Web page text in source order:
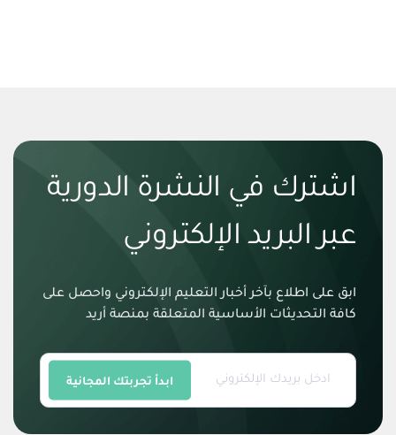
اشترك في النشرة الدورية
عبر البريد الإلكتروني
ابق على اطلاع بآخر أخبار التعليم الإلكتروني واحصل على
كافة التحديثات الأساسية المتعلقة بمنصة أريد
ابدأ تجربتك المجانية